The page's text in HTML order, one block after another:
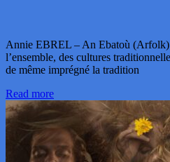
Annie EBREL – An Ebatoù (Arfolk)
l’ensemble, des cultures
de même imprégné la tradition
Read more